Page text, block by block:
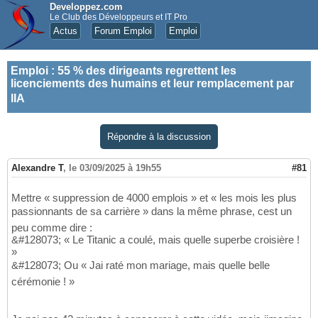
Developpez.com
Le Club des Développeurs et IT Pro
Actus Forum Emploi Emploi
Emploi : 55 % des dirigeants regrettent les
licenciements des humains et leur remplacement par
lIA
Répondre à la discussion
Alexandre T, le 03/09/2025 à 19h55 #81
Mettre « suppression de 4000 emplois » et « les mois les plus
passionnants de sa carrière » dans la même phrase, cest un
peu comme dire :
&#128073; « Le Titanic a coulé, mais quelle superbe croisière !
»
&#128073; Ou « Jai raté mon mariage, mais quelle belle
cérémonie ! »